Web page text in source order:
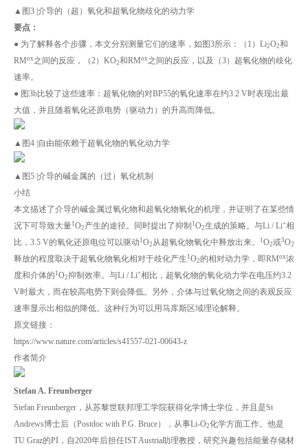
▲图3 |介导的（超）氧化和超氧化物歧化的动力学
要点：
● 为了解释各个步骤，本文分别测量它们的速率，如图3所示：（1）Li2O2和
RMox 之间的反应，（2）KO2和RMox 之间的反应，以及（3）超氧化物的歧化
速率。
● 图3b比较了这些速率：超氧化物的对BP55的氧化速率在约3.2 V时表现出最
大值，并且随着氧化还原电势（驱动力）的升高而降低。
▲图4 |自由能依赖于超氧化物的氧化动力学
▲图5 |介导的碱金属的（过）氧化机制
小结
本文描述了介导的碱金属过氧化物和超氧化物氧化的机理，并证明了在某些情
况下可导致大量1 O2 产生的途径。同时提出了抑制 1 O2生成的策略。与Li / Li+相
比，3.5 V的氧化还原电位可以驱动 1 O2 从超氧化物氧化中释放出来。 1 O2或3O2
释放的程度取决于超氧化物氧化相对于歧化产生 1 O2的相对动力学，即RMox浓
度和介体的 1 O2抑制效率。与Li / Li+相比，超氧化物的氧化动力学在电压约3.2
V时最大，而在较高电势下则会降低。另外，介体与过氧化物之间的表观反应
速率显示出相似的降低。这种行为可以用马库斯区域理论解释。
原文链接：
https://www.nature.com/articles/s41557-021-00643-z
作者简介
Stefan A. Freunberger
Stefan Freunberger，从苏黎世联邦理工学院获得化学博士学位，并且是St
Andrews博士后（Postdoc with P.G. Bruce），从事Li-O2化学方面工作。他是
TU Graz的PI，自2020年后担任IST Austria助理教授，研究兴趣包括能量存储材